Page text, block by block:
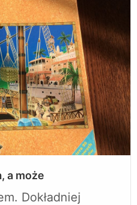
a może
Dokładniej